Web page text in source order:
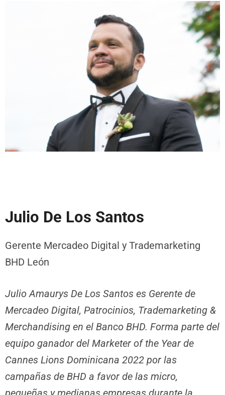
Julio De Los Santos
Gerente Mercadeo Digital y Trademarketing
BHD León
Julio Amaurys De Los Santos es Gerente de
Mercadeo Digital, Patrocinios, Trademarketing &
Merchandising en el Banco BHD. Forma parte del
equipo ganador del Marketer of the Year de
Cannes Lions Dominicana 2022 por las
campañas de BHD a favor de las micro,